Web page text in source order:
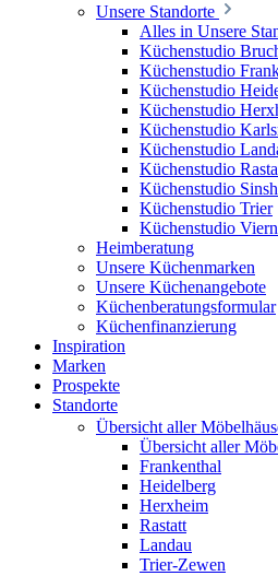
Unsere Standorte
Alles in Unsere
Küchenstudio
Küchenstudio
Küchenstudio
Küchenstudio
Küchenstudio
Küchenstudio
Küchenstudio
Küchenstudio
Küchenstudio Trier
Küchenstudio
Heimberatung
Unsere Küchenmarken
Unsere Küchenangebote
Küchenberatungsformular
Küchenfinanzierung
Inspiration
Marken
Prospekte
Standorte
Übersicht aller
Übersicht aller
Frankenthal
Heidelberg
Herxheim
Rastatt
Landau
Trier-Zewen